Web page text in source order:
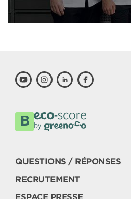
QUESTIONS / RÉPONSES
RECRUTEMENT
ESPACE PRESSE